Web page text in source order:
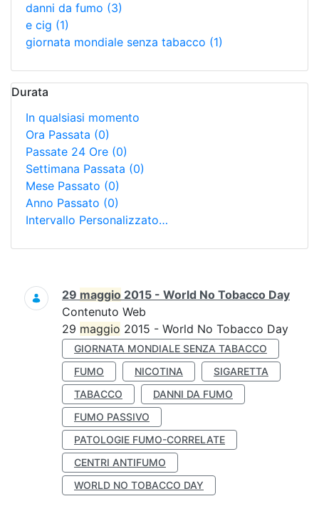
danni da fumo (3)
e cig (1)
giornata mondiale senza tabacco (1)
Durata
In qualsiasi momento
Ora Passata (0)
Passate 24 Ore (0)
Settimana Passata (0)
Mese Passato (0)
Anno Passato (0)
Intervallo Personalizzato…
Ricerca
29 maggio 2015 - World No Tobacco Day
Contenuto Web
29 maggio 2015 - World No Tobacco Day
GIORNATA MONDIALE SENZA TABACCO
FUMO
NICOTINA
SIGARETTA
TABACCO
DANNI DA FUMO
FUMO PASSIVO
PATOLOGIE FUMO-CORRELATE
CENTRI ANTIFUMO
WORLD NO TOBACCO DAY